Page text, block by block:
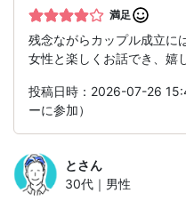
満足
残念ながらカップル成立に
女性と楽しくお話でき、嬉
投稿日時：2026-07-26
ーに参加）
とさん
30代｜男性